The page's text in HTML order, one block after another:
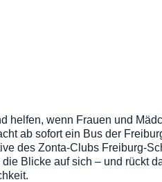
helfen, wenn Frauen und
ab sofort ein Bus der
des Zonta-Clubs Freiburg-
Blicke auf sich – und rückt